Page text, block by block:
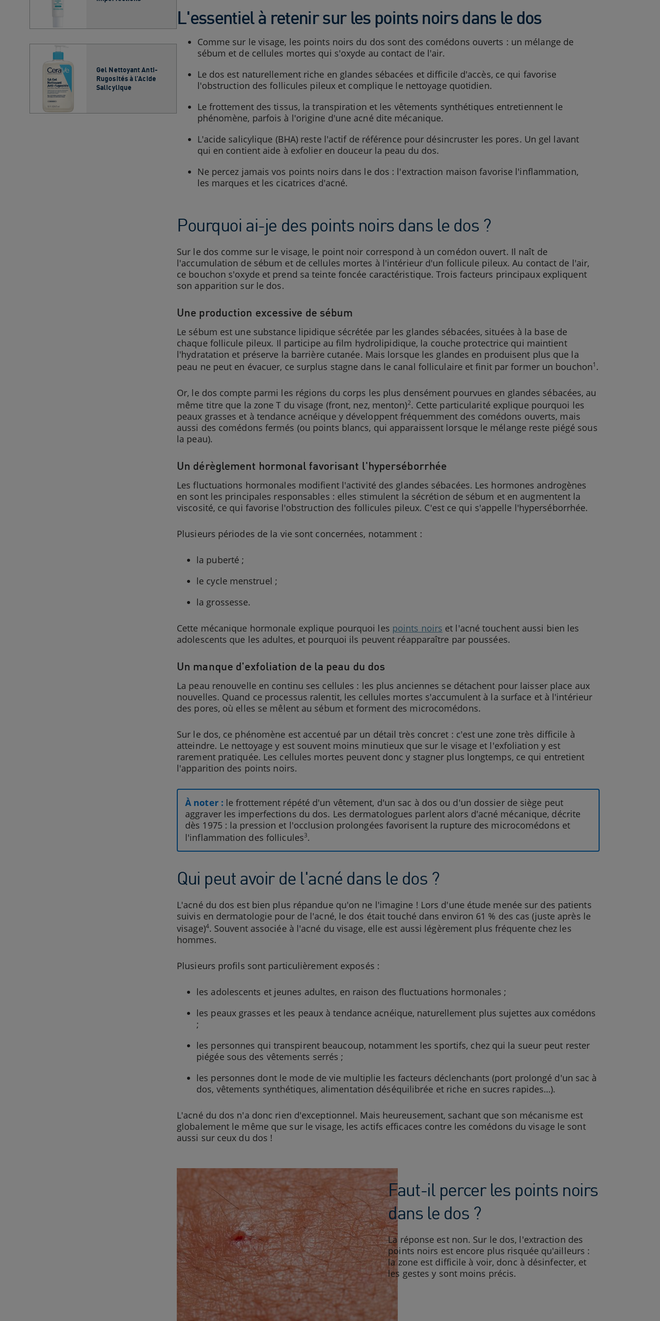
L'essentiel à retenir sur les points noirs dans le dos
Comme sur le visage, les points noirs du dos sont des comédons ouverts : un mélange de
sébum et de cellules mortes qui s'oxyde au contact de l'air.
Le dos est naturellement riche en glandes sébacées et difficile d'accès, ce qui favorise
l'obstruction des follicules pileux et complique le nettoyage quotidien.
Le frottement des tissus, la transpiration et les vêtements synthétiques entretiennent le
phénomène, parfois à l'origine d'une acné dite mécanique.
L'acide salicylique (BHA) reste l'actif de référence pour désincruster les pores. Un gel lavant
qui en contient aide à exfolier en douceur la peau du dos.
Ne percez jamais vos points noirs dans le dos : l'extraction maison favorise l'inflammation,
les marques et les cicatrices d'acné.
Pourquoi ai-je des points noirs dans le dos ?
Sur le dos comme sur le visage, le point noir correspond à un comédon ouvert. Il naît de
l'accumulation de sébum et de cellules mortes à l'intérieur d'un follicule pileux. Au contact de l'air,
ce bouchon s'oxyde et prend sa teinte foncée caractéristique. Trois facteurs principaux expliquent
son apparition sur le dos.
Une production excessive de sébum
Le sébum est une substance lipidique sécrétée par les glandes sébacées, situées à la base de
chaque follicule pileux. Il participe au film hydrolipidique, la couche protectrice qui maintient
l'hydratation et préserve la barrière cutanée. Mais lorsque les glandes en produisent plus que la
peau ne peut en évacuer, ce surplus stagne dans le canal folliculaire et finit par former un bouchon1 .
Or, le dos compte parmi les régions du corps les plus densément pourvues en glandes sébacées, au
même titre que la zone T du visage (front, nez, menton)2. Cette particularité explique pourquoi les
peaux grasses et à tendance acnéique y développent fréquemment des comédons ouverts, mais
aussi des comédons fermés (ou points blancs, qui apparaissent lorsque le mélange reste piégé sous
la peau).
Un dérèglement hormonal favorisant l'hyperséborrhée
Les fluctuations hormonales modifient l'activité des glandes sébacées. Les hormones androgènes
en sont les principales responsables : elles stimulent la sécrétion de sébum et en augmentent la
viscosité, ce qui favorise l'obstruction des follicules pileux. C'est ce qui s'appelle l'hyperséborrhée.
Plusieurs périodes de la vie sont concernées, notamment :
la puberté ;
le cycle menstruel ;
la grossesse.
Cette mécanique hormonale explique pourquoi les points noirs et l'acné touchent aussi bien les
adolescents que les adultes, et pourquoi ils peuvent réapparaître par poussées.
Un manque d'exfoliation de la peau du dos
La peau renouvelle en continu ses cellules : les plus anciennes se détachent pour laisser place aux
nouvelles. Quand ce processus ralentit, les cellules mortes s'accumulent à la surface et à l'intérieur
des pores, où elles se mêlent au sébum et forment des microcomédons.
Sur le dos, ce phénomène est accentué par un détail très concret : c'est une zone très difficile à
atteindre. Le nettoyage y est souvent moins minutieux que sur le visage et l'exfoliation y est
rarement pratiquée. Les cellules mortes peuvent donc y stagner plus longtemps, ce qui entretient
l'apparition des points noirs.
À noter : le frottement répété d'un vêtement, d'un sac à dos ou d'un dossier de siège peut
aggraver les imperfections du dos. Les dermatologues parlent alors d'acné mécanique, décrite
dès 1975 : la pression et l'occlusion prolongées favorisent la rupture des microcomédons et
l'inflammation des follicules3.
Qui peut avoir de l'acné dans le dos ?
L'acné du dos est bien plus répandue qu'on ne l'imagine ! Lors d'une étude menée sur des patients
suivis en dermatologie pour de l'acné, le dos était touché dans environ 61 % des cas (juste après le
visage)4. Souvent associée à l'acné du visage, elle est aussi légèrement plus fréquente chez les
hommes.
Plusieurs profils sont particulièrement exposés :
les adolescents et jeunes adultes, en raison des fluctuations hormonales ;
les peaux grasses et les peaux à tendance acnéique, naturellement plus sujettes aux comédons
;
les personnes qui transpirent beaucoup, notamment les sportifs, chez qui la sueur peut rester
piégée sous des vêtements serrés ;
les personnes dont le mode de vie multiplie les facteurs déclenchants (port prolongé d'un sac à
dos, vêtements synthétiques, alimentation déséquilibrée et riche en sucres rapides…).
L'acné du dos n'a donc rien d'exceptionnel. Mais heureusement, sachant que son mécanisme est
globalement le même que sur le visage, les actifs efficaces contre les comédons du visage le sont
aussi sur ceux du dos !
Faut-il percer les points noirs
dans le dos ?
La réponse est non. Sur le dos, l'extraction des
points noirs est encore plus risquée qu'ailleurs :
la zone est difficile à voir, donc à désinfecter, et
les gestes y sont moins précis.
Gel Nettoyant Anti-
Rugosités​ à l’Acide
Salicylique​